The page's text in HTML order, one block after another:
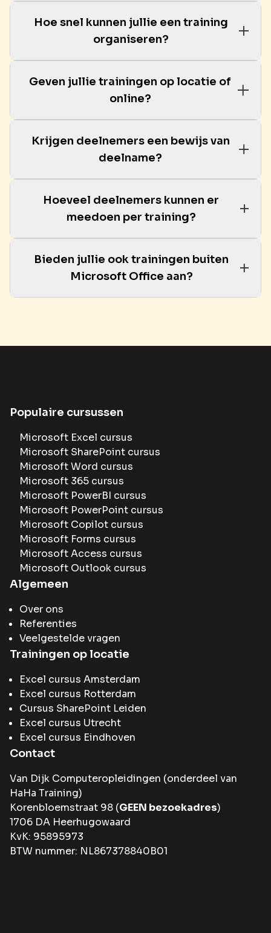
Hoe snel kunnen jullie een training
organiseren?
Geven jullie trainingen op locatie of
online?
Krijgen deelnemers een bewijs van
deelname?
Hoeveel deelnemers kunnen er
meedoen per training?
Bieden jullie ook trainingen buiten
Microsoft Office aan?
Populaire cursussen
Microsoft Excel cursus
Microsoft SharePoint cursus
Microsoft Word cursus
Microsoft 365 cursus
Microsoft PowerBI cursus
Microsoft PowerPoint cursus
Microsoft Copilot cursus
Microsoft Forms cursus
Microsoft Access cursus
Microsoft Outlook cursus
Algemeen
Over ons
Referenties
Veelgestelde vragen
Trainingen op locatie
Excel cursus Amsterdam
Excel cursus Rotterdam
Cursus SharePoint Leiden
Excel cursus Utrecht
Excel cursus Eindhoven
Contact
Van Dijk Computeropleidingen (onderdeel van
HaHa Training)
Korenbloemstraat 98 (GEEN bezoekadres)
1706 DA Heerhugowaard
KvK: 95895973
BTW nummer: NL867378840B01